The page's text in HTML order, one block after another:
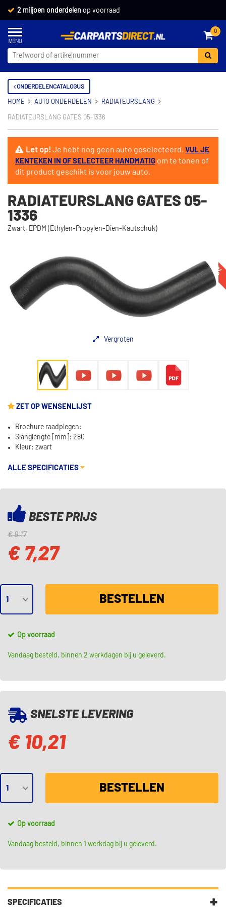
2 miljoen onderdelen op voorraad
0
ONDERDELENCATALOGUS
HOME AUTO ONDERDELEN RADIATEURSLANG
RADIATEURSLANG GATES 05-1336
Let op!Je hebt nog geen auto geselecteerd. VUL JE
KENTEKEN IN OF SELECTEER HANDMATIG om te tonen of
dit product geschikt is voor jouw auto.
RADIATEURSLANG GATES 05-
1336
Zwart, EPDM (Ethylen-Propylen-Dien-Kautschuk)
-11%
Vergroten
ZET OP WENSENLIJST
Brochure raadplegen:
Slanglengte [mm]: 280
Kleur: zwart
ALLE SPECIFICATIES
BESTE PRIJS
€ 8,17
€ 7,27
BESTELLEN
Op voorraad
Vandaag besteld, binnen 2 werkdagen bij u geleverd.
SNELSTE LEVERING
€ 10,21
BESTELLEN
Op voorraad
Vandaag besteld, binnen 1 werkdag bij u geleverd.
SPECIFICATIES